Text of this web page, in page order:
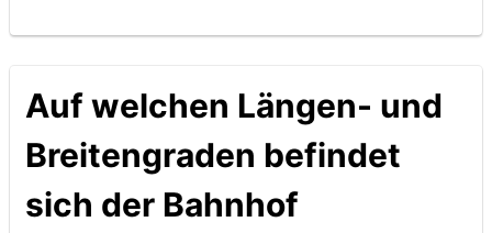
Auf welchen Längen- und
Breitengraden befindet
sich der Bahnhof